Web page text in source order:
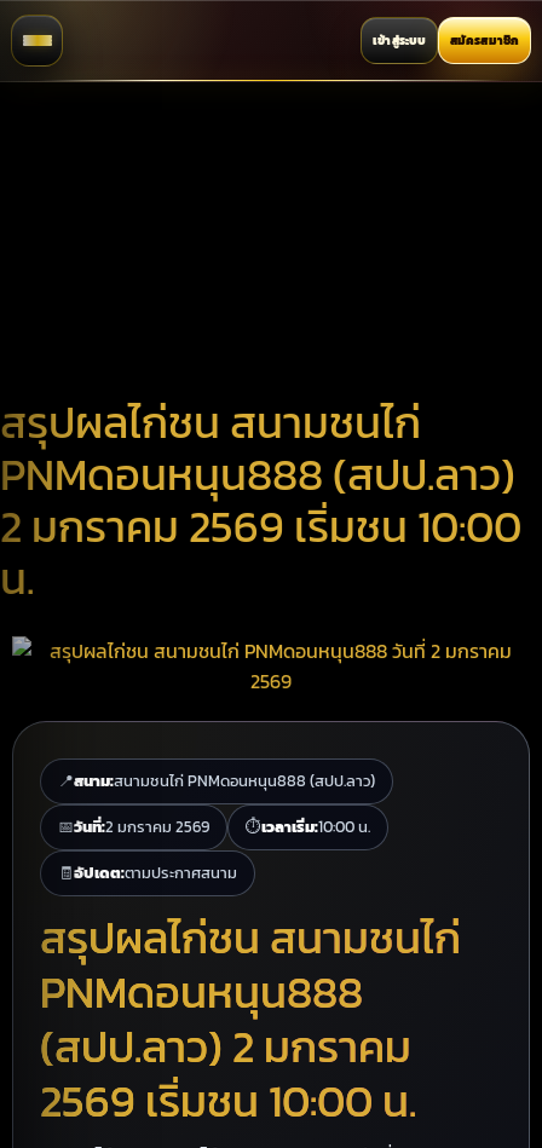
เข้าสู่ระบบ สมัครสมาชิก
สรุปผลไก่ชน สนามชนไก่
PNMดอนหนุน888 (สปป.ลาว)
2 มกราคม 2569 เริ่มชน 10:00
น.
📍สนาม:สนามชนไก่ PNMดอนหนุน888 (สปป.ลาว)
📅วันที่:2 มกราคม 2569 ⏱️เวลาเริ่ม:10:00 น.
🧾อัปเดต:ตามประกาศสนาม
สรุปผลไก่ชน สนามชนไก่
PNMดอนหนุน888
(สปป.ลาว) 2 มกราคม
2569 เริ่มชน 10:00 น.